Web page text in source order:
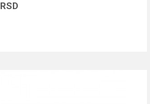
RSD